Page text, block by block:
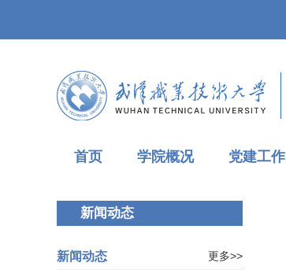
首页 学院概况 党建工作
新闻动态
新闻动态 更多>>